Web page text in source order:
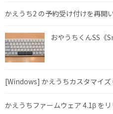
かえうち2 の予約受け付けを再開
おやうちくんSS《
[Windows] かえうちカスタマイズ
かえうちファームウェア 4.1β を